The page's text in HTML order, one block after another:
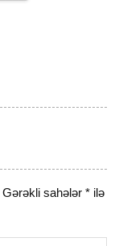
Gərəkli sahələr* ilə